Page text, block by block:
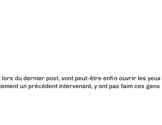
lors du dernier post, vont peut-être enfin ouvrir les yeux
un précédent intervenant, y ont pas faim ces gens